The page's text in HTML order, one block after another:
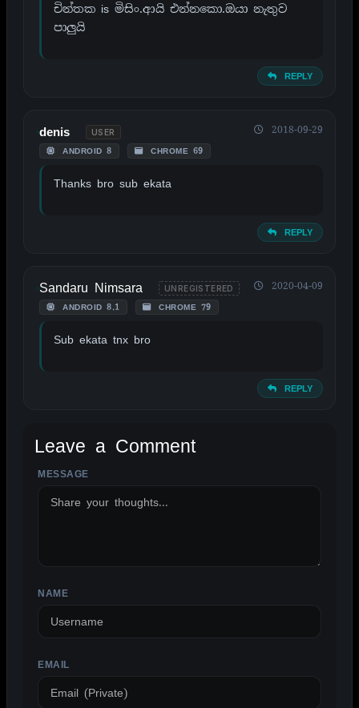
චින්තක is මිසිං.ආයි එන්නකා‍ෙ.ඔයා නැතුව
පාලුයි
REPLY
denis USER
ANDROID 8 CHROME 69
2018-09-29
Thanks bro sub ekata
REPLY
Sandaru Nimsara UNREGISTERED
ANDROID 8.1 CHROME 79
2020-04-09
Sub ekata tnx bro
REPLY
Leave a Comment
MESSAGE
NAME
EMAIL
ALTERNATIVE: